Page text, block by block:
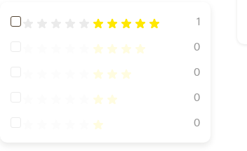
Hodnocení 100%
1
Hodnocení 80%
0
Hodnocení 60%
0
Hodnocení 40%
0
Hodnocení 20%
0